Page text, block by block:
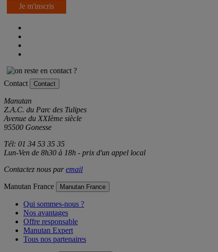
Je m'inscris
Contact Contact
Manutan
Z.A.C. du Parc des Tulipes
Avenue du XXIème siècle
95500 Gonesse
Tél: 01 34 53 35 35
Lun-Ven de 8h30 à 18h - prix d'un appel local
Contactez nous paremail
Manutan France Manutan France
Qui sommes-nous ?
Nos avantages
Offre responsable
Manutan Expert
Tous nos partenaires